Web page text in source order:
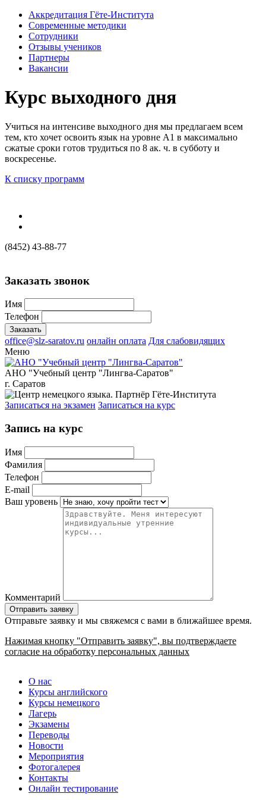
Аккредитация Гёте-Института
Современные методики
Сотрудники
Отзывы учеников
Партнеры
Вакансии
Курс выходного дня
Учиться на интенсиве выходного дня мы предлагаем всем
тем, кто хочет освоить язык на уровне А1 в максимально
сжатые сроки готов трудиться по 8 ак. ч. в субботу и
воскресенье.
К списку программ
(8452) 43-88-77
Заказать звонок
Имя
Телефон
office@slz-saratov.ru онлайн оплата Для слабовидящих
Меню
АНО "Учебный центр "Лингва-Саратов"
г. Саратов
Записаться на экзамен Записаться на курс
Запись на курс
Имя
Фамилия
Телефон
E-mail
Ваш уровень
Комментарий
Отправьте заявку и мы свяжемся с вами в ближайшее время.
Нажимая кнопку "Отправить заявку", вы подтверждаете
согласие на обработку персональных данных
О нас
Курсы английского
Курсы немецкого
Лагерь
Экзамены
Переводы
Новости
Мероприятия
Фотогалерея
Контакты
Онлайн тестирование